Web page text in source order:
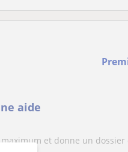
aide
et donne un